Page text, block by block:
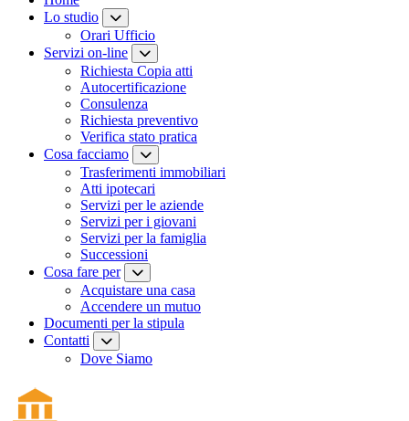
Lo studio
Orari Ufficio
Servizi on-line
Richiesta Copia atti
Autocertificazione
Consulenza
Richiesta preventivo
Verifica stato pratica
Cosa facciamo
Trasferimenti immobiliari
Atti ipotecari
Servizi per le aziende
Servizi per i giovani
Servizi per la famiglia
Successioni
Cosa fare per
Acquistare una casa
Accendere un mutuo
Documenti per la stipula
Contatti
Dove Siamo